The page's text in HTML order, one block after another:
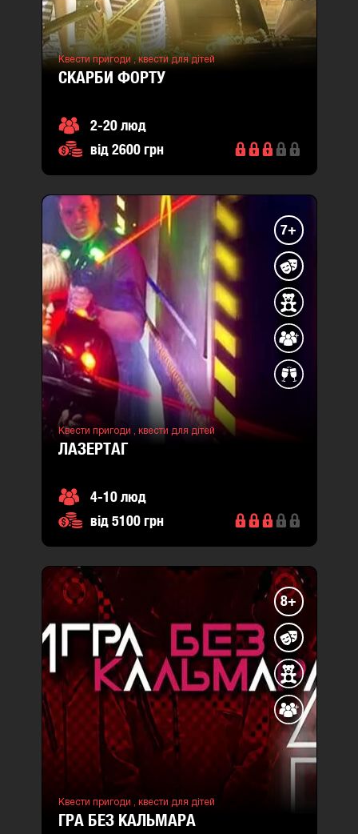
Квести пригоди , квести для дітей
СКАРБИ ФОРТУ
2-20 люд
від 2600 грн
7+
Квести пригоди , квести для дітей
ЛАЗЕРТАГ
4-10 люд
від 5100 грн
8+
Квести пригоди , квести для дітей
ГРА БЕЗ КАЛЬМАРА